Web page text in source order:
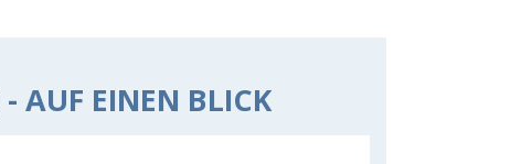
- AUF EINEN BLICK